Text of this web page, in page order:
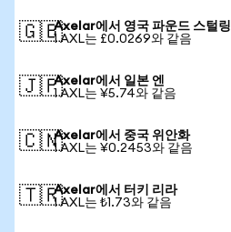
🇬🇧Axelar에서 영국 파운드 스털링
1 AXL는 £0.0269와 같음
🇯🇵Axelar에서 일본 엔
1 AXL는 ¥5.74와 같음
🇨🇳Axelar에서 중국 위안화
1 AXL는 ¥0.2453와 같음
🇹🇷Axelar에서 터키 리라
1 AXL는 ₺1.73와 같음